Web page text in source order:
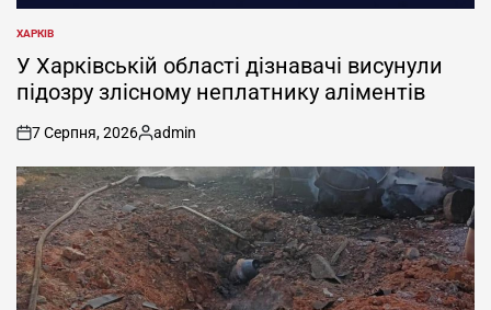
ОПУБЛІКУВАТИ
У
ХАРКІВ
У Харківській області дізнавачі висунули
підозру злісному неплатнику аліментів
on
7 Серпня, 2026
Опубліковано
admin